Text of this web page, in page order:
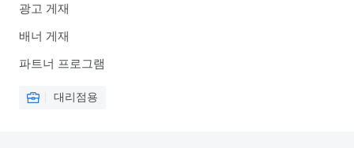
광고 게재
배너 게재
파트너 프로그램
대리점용